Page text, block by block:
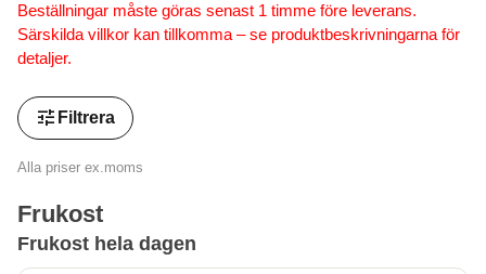
Beställningar måste göras senast 1 timme före leverans.
Särskilda villkor kan tillkomma – se produktbeskrivningarna för
detaljer.
tune Filtrera
Alla priser ex.moms
Frukost
Frukost hela dagen